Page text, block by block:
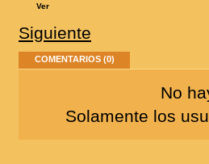
Ver
Siguiente
COMENTARIOS (0)
No
Solamente los